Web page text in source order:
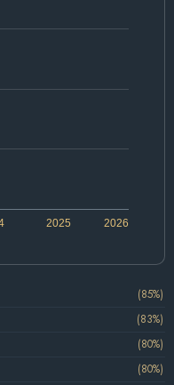
2026
2025
(85%)
(83%)
(80%)
(80%)